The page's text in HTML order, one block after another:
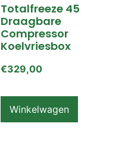
Totalfreeze 45
Draagbare
Compressor
Koelvriesbox
€329,00
Winkelwagen